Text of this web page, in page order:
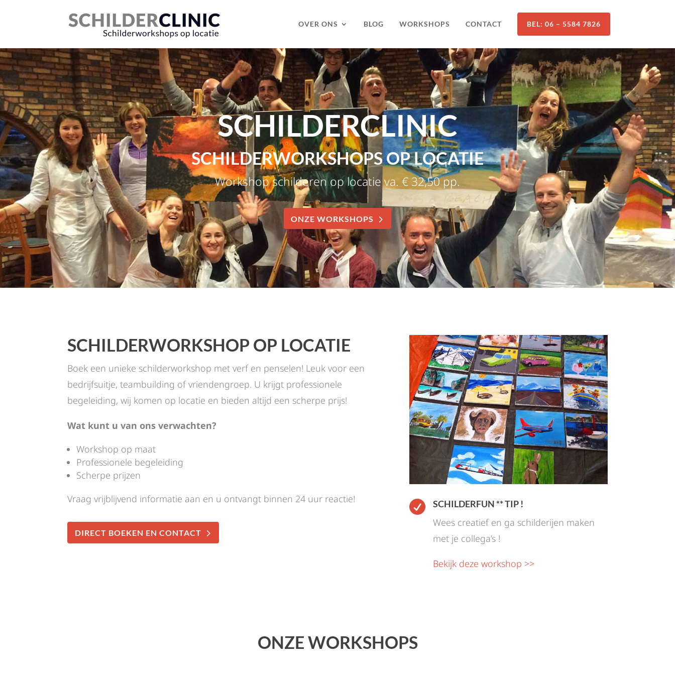
OVER ONS BLOG WORKSHOPS CONTACT BEL: 06 – 5584 7826
SCHILDERCLINIC
SCHILDERWORKSHOPS OP LOCATIE
Workshop schilderen op locatie va. € 32,50 pp.
ONZE WORKSHOPS
7
SCHILDERWORKSHOP OP LOCATIE
Boek een unieke schilderworkshop met verf en penselen! Leuk voor een
bedrijfsuitje, teambuilding of vriendengroep. U krijgt professionele
begeleiding, wij komen op locatie en bieden altijd een scherpe prijs!
Wat kunt u van ons verwachten?
Workshop op maat
Professionele begeleiding
Scherpe prijzen
Vraag vrijblijvend informatie aan en u ontvangt binnen 24 uur reactie!
DIRECT BOEKEN EN CONTACT
 SCHILDERFUN ** TIP !
Wees creatief en ga schilderijen maken
met je collega’s !
Bekijk deze workshop >>
ONZE WORKSHOPS